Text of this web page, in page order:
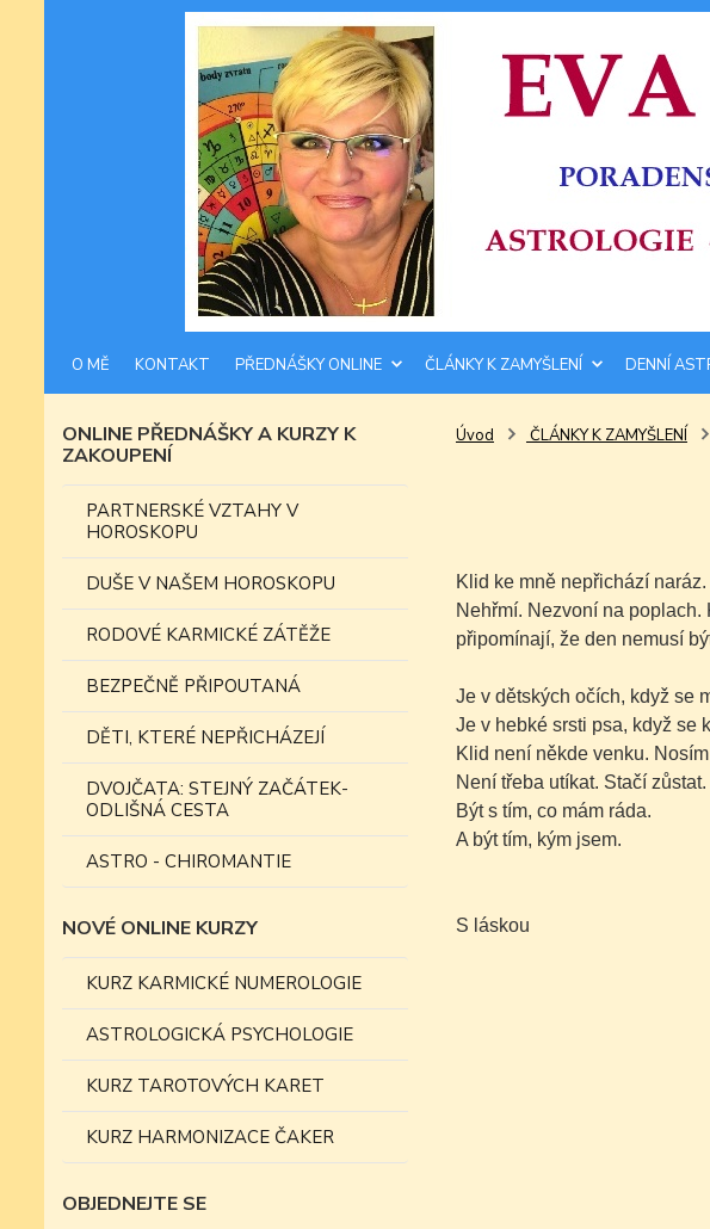
O MĚ KONTAKT PŘEDNÁŠKY ONLINE ČLÁNKY K ZAMYŠLENÍ DENNÍ
ONLINE PŘEDNÁŠKY A KURZY K
ZAKOUPENÍ
PARTNERSKÉ VZTAHY V
HOROSKOPU
DUŠE V NAŠEM HOROSKOPU
RODOVÉ KARMICKÉ ZÁTĚŽE
BEZPEČNĚ PŘIPOUTANÁ
DĚTI, KTERÉ NEPŘICHÁZEJÍ
DVOJČATA: STEJNÝ ZAČÁTEK-
ODLIŠNÁ CESTA
ASTRO - CHIROMANTIE
NOVÉ ONLINE KURZY
KURZ KARMICKÉ NUMEROLOGIE
ASTROLOGICKÁ PSYCHOLOGIE
KURZ TAROTOVÝCH KARET
KURZ HARMONIZACE ČAKER
OBJEDNEJTE SE
Úvod ČLÁNKY K ZAMYŠLENÍ
Klid ke mně nepřichází naráz.
Nehřmí. Nezvoní na poplach.
připomínají, že den nemusí
Je v dětských očích, když se
Je v hebké srsti psa, když se
Klid není někde venku.
Není třeba utíkat. Stačí
Být s tím, co mám ráda.
A být tím, kým jsem.
S láskou